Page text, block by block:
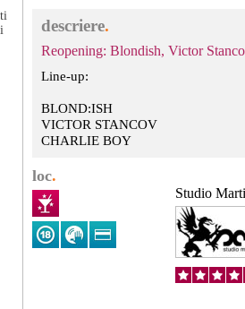
descriere.
Reopening: Blondish, Victor
Line-up:
BLOND:ISH
VICTOR STANCOV
CHARLIE BOY
loc.
Studio